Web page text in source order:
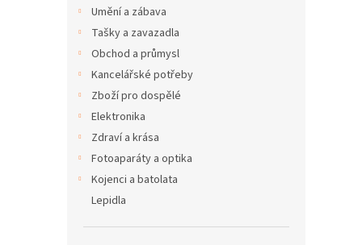
Umění a zábava
Tašky a zavazadla
Obchod a průmysl
Kancelářské potřeby
Zboží pro dospělé
Elektronika
Zdraví a krása
Fotoaparáty a optika
Kojenci a batolata
Lepidla